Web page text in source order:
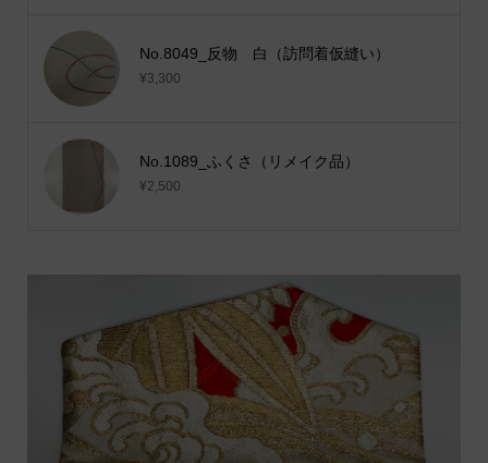
No.8049_反物 白（訪問着仮縫い）
¥3,300
No.1089_ふくさ（リメイク品）
¥2,500